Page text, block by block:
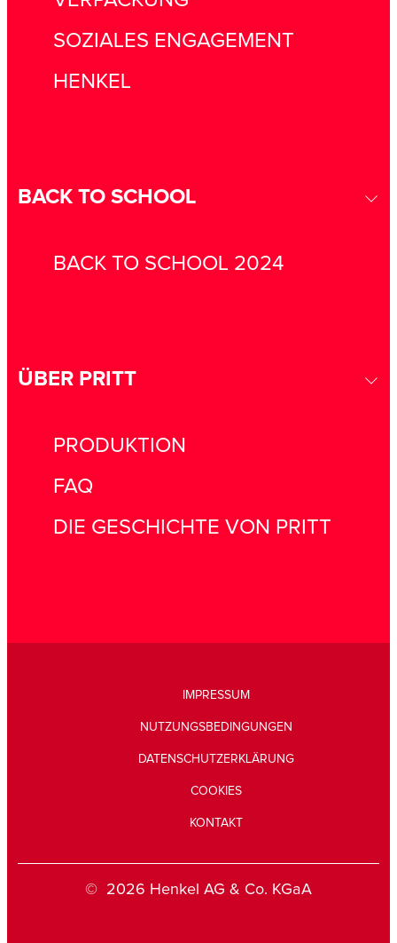
SOZIALES ENGAGEMENT
HENKEL
BACK TO SCHOOL
BACK TO SCHOOL 2024
ÜBER PRITT
PRODUKTION
FAQ
DIE GESCHICHTE VON PRITT
IMPRESSUM
NUTZUNGSBEDINGUNGEN
DATENSCHUTZERKLÄRUNG
COOKIES
KONTAKT
© 2026 Henkel AG & Co. KGaA